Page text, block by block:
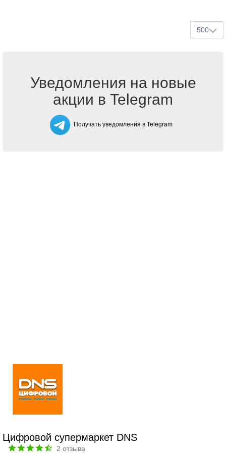
500
Уведомления на новые
акции в Telegram
Получать уведомления в Telegram
Цифровой супермаркет DNS
2 отзыва